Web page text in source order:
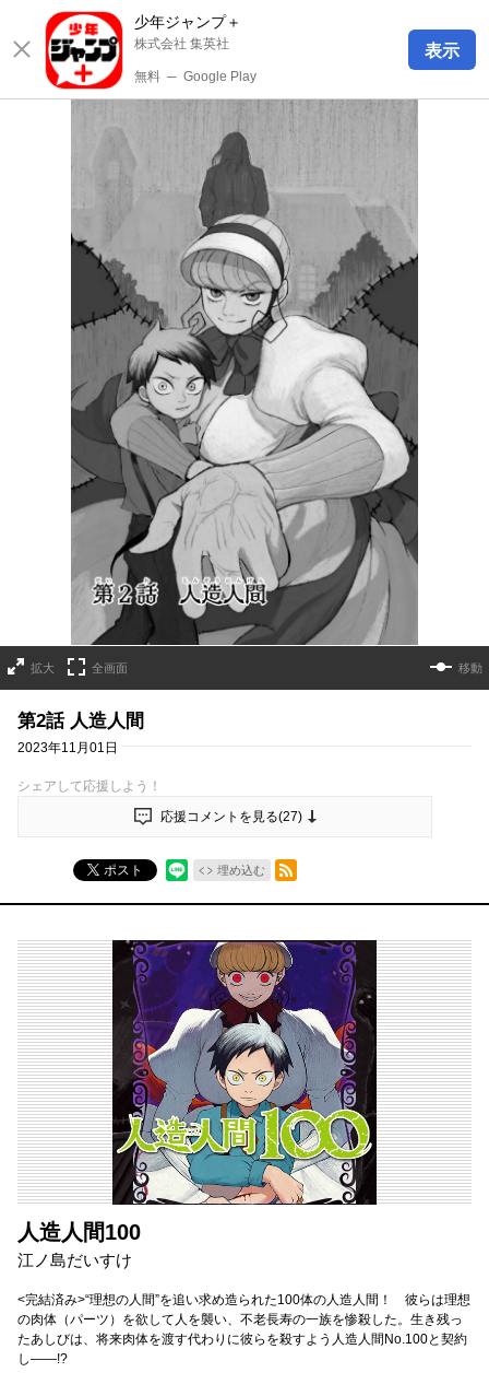
少年ジャンプ＋
株式会社 集英社
無料 ─ Google Play
表示
拡大 全画面 移動
第2話 人造人間
2023年11月01日
シェアして応援しよう！
応援コメントを見る(27)
ポスト 埋め込む
RSSフィード
人造人間100
江ノ島だいすけ
<完結済み>“理想の人間”を追い求め造られた100体の人造人間！ 彼らは理想
の肉体（パーツ）を欲して人を襲い、不老長寿の一族を惨殺した。生き残っ
たあしびは、将来肉体を渡す代わりに彼らを殺すよう人造人間No.100と契約
し――!?